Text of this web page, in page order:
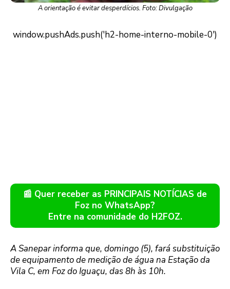
A orientação é evitar desperdícios. Foto: Divulgação
📰 Quer receber as PRINCIPAIS NOTÍCIAS de
Foz no WhatsApp?
Entre na comunidade do H2FOZ.
A Sanepar informa que, domingo (5), fará substituição
de equipamento de medição de água na Estação da
Vila C, em Foz do Iguaçu, das 8h às 10h.